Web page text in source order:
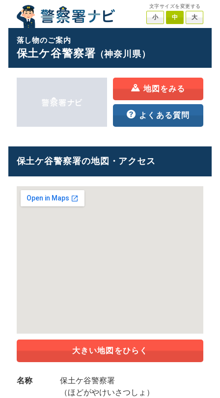
文字サイズを変更する
小 中 大
落し物のご案内
保土ケ谷警察署（神奈川県）
地図をみる
よくある質問
保土ケ谷警察署の地図・アクセス
大きい地図をひらく
名称
保土ケ谷警察署
（ほどがやけいさつしょ）